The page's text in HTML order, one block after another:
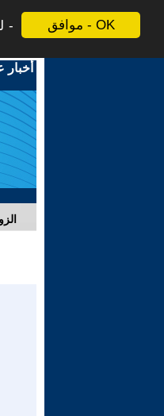
موافق - OK
أخبار